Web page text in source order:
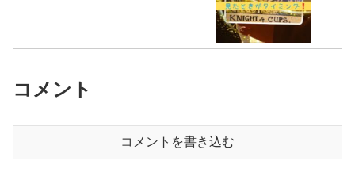
コメント
コメントを書き込む